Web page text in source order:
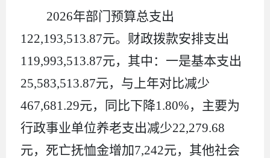
2026年部门预算总支出
122,193,513.87元。财政拨款安排支出
119,993,513.87元，其中：一是基本支出
25,583,513.87元，与上年对比减少
467,681.29元，同比下降1.80%，主要为
行政事业单位养老支出减少22,279.68
元，死亡抚恤金增加7,242元，其他社会